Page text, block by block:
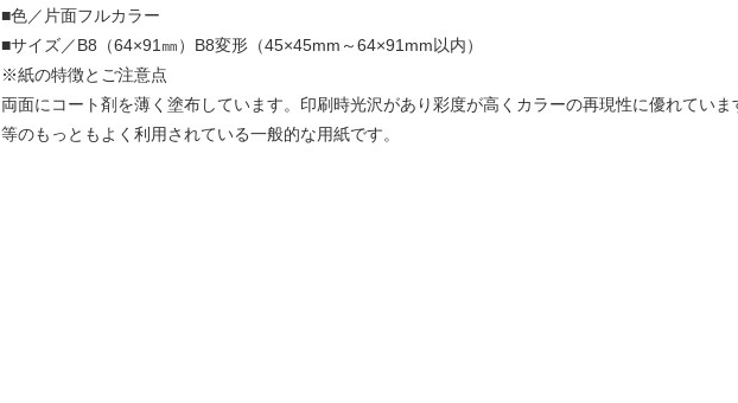
■色／片面フルカラー
■サイズ／B8（64×91㎜）B8変形（45×45mm～64×91mm以内）
※紙の特徴とご注意点
両面にコート剤を薄く塗布しています。印刷時光沢があり彩度が高くカラーの再現性に優れていま
等のもっともよく利用されている一般的な用紙です。